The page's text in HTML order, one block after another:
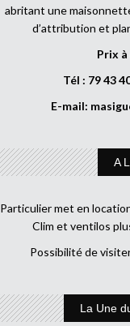
abritant une
d’attribution et
Prix
Tél : 79 43
E-mail:
A
Particulier met en
Clim et ventilos
Possibilité de
La Une